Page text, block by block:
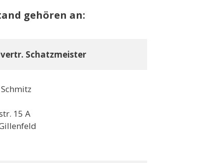
gehören an:
Schatzmeister
15 A